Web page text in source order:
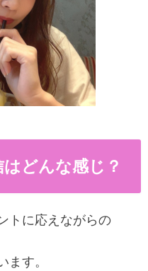
どんな感じ？
トに応えながらの
ます。